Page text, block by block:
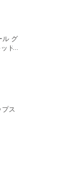
ル グ
ド)
ス